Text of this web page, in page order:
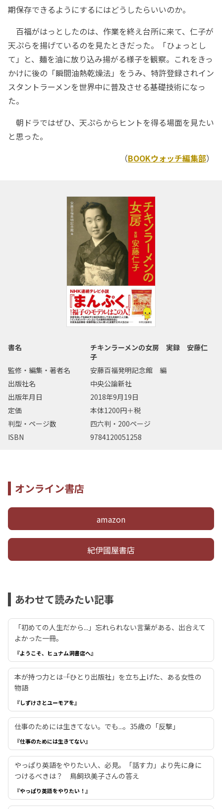
期保存できるようにするにはどうしたらいいのか。
百福がはっとしたのは、作業を終え台所に来て、仁子が
天ぷらを揚げているのを見たときだった。「ひょっとし
て」と、麺を油に放り込み揚がる様子を観察。これをきっ
かけに後の「瞬間油熱乾燥法」をうみ、特許登録されイン
スタントラーメンを世界中に普及させる基礎技術になっ
た。
朝ドラではぜひ、天ぷらからヒントを得る場面を見たい
と思った。
（BOOKウォッチ編集部）
書名
チキンラーメンの女房 実録 安藤仁
子
監修・編集・著者名
安藤百福発明記念館 編
出版社名
中央公論新社
出版年月日
2018年9月19日
定価
本体1200円＋税
判型・ページ数
四六判・200ページ
ISBN
9784120051258
オンライン書店
amazon
紀伊國屋書店
あわせて読みたい記事
「初めての人生だから...」忘れられない言葉がある、出合えて
よかった一冊。
『ようこそ、ヒュナム洞書店へ』
本が持つ力とは――「ひとり出版社」を立ち上げた、ある女性の
物語
『しずけさとユーモアを』
仕事のためには生きてない。でも...。35歳の「反撃」
『仕事のためには生きてない』
やっぱり英語をやりたい人、必見。「話す力」より先に身に
つけるべきは？ 鳥飼玖美子さんの答え
『やっぱり英語をやりたい！』